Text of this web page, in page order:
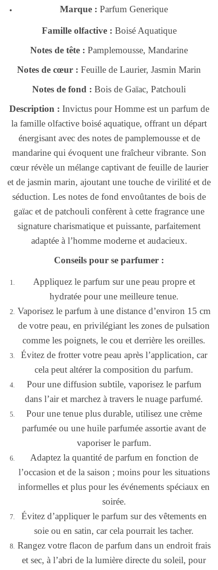
Marque : Parfum Generique
Famille olfactive : Boisé Aquatique
Notes de tête : Pamplemousse, Mandarine
Notes de cœur : Feuille de Laurier, Jasmin Marin
Notes de fond : Bois de Gaïac, Patchouli
Description : Invictus pour Homme est un parfum de
la famille olfactive boisé aquatique, offrant un départ
énergisant avec des notes de pamplemousse et de
mandarine qui évoquent une fraîcheur vibrante. Son
cœur révèle un mélange captivant de feuille de laurier
et de jasmin marin, ajoutant une touche de virilité et de
séduction. Les notes de fond envoûtantes de bois de
gaïac et de patchouli confèrent à cette fragrance une
signature charismatique et puissante, parfaitement
adaptée à l’homme moderne et audacieux.
Conseils pour se parfumer :
Appliquez le parfum sur une peau propre et
hydratée pour une meilleure tenue.
Vaporisez le parfum à une distance d’environ 15 cm
de votre peau, en privilégiant les zones de pulsation
comme les poignets, le cou et derrière les oreilles.
Évitez de frotter votre peau après l’application, car
cela peut altérer la composition du parfum.
Pour une diffusion subtile, vaporisez le parfum
dans l’air et marchez à travers le nuage parfumé.
Pour une tenue plus durable, utilisez une crème
parfumée ou une huile parfumée assortie avant de
vaporiser le parfum.
Adaptez la quantité de parfum en fonction de
l’occasion et de la saison ; moins pour les situations
informelles et plus pour les événements spéciaux en
soirée.
Évitez d’appliquer le parfum sur des vêtements en
soie ou en satin, car cela pourrait les tacher.
Rangez votre flacon de parfum dans un endroit frais
et sec, à l’abri de la lumière directe du soleil, pour